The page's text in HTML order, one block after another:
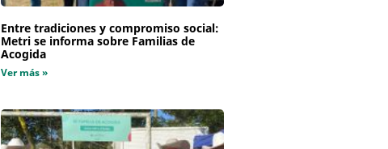
Entre tradiciones y compromiso social:
Metri se informa sobre Familias de
Acogida
Ver más »